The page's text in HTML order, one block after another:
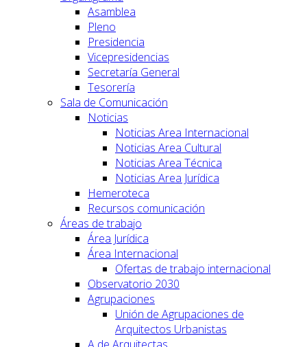
Asamblea
Pleno
Presidencia
Vicepresidencias
Secretaría General
Tesorería
Sala de Comunicación
Noticias
Noticias Area Internacional
Noticias Area Cultural
Noticias Area Técnica
Noticias Area Jurídica
Hemeroteca
Recursos comunicación
Áreas de trabajo
Área Jurídica
Área Internacional
Ofertas de trabajo internacional
Observatorio 2030
Agrupaciones
Unión de Agrupaciones de
Arquitectos Urbanistas